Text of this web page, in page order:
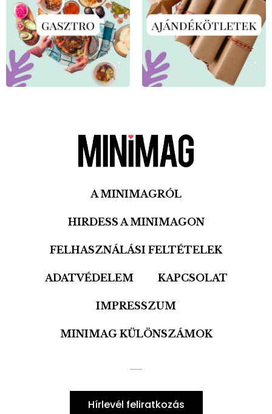
A MINIMAGRÓL
HIRDESS A MINIMAGON
FELHASZNÁLÁSI FELTÉTELEK
ADATVÉDELEM KAPCSOLAT
IMPRESSZUM
MINIMAG KÜLÖNSZÁMOK
Hírlevél feliratkozás